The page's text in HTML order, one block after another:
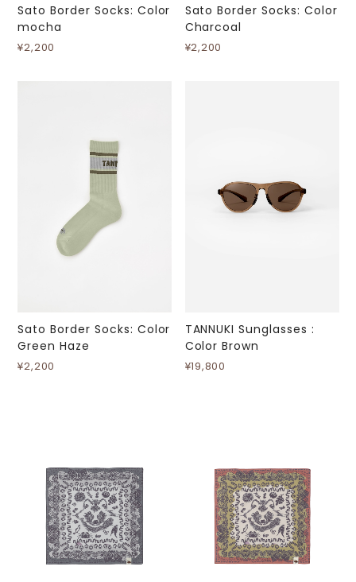
Sato Border Socks: Color
mocha
¥2,200
Sato Border Socks: Color
Charcoal
¥2,200
Sato Border Socks: Color
Green Haze
¥2,200
TANNUKI Sunglasses :
Color Brown
¥19,800